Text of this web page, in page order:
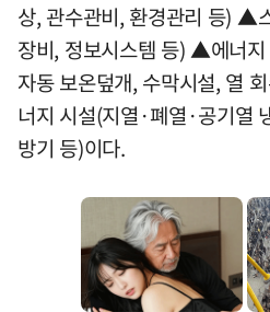
상, 관수관비, 환경관리 등) ▲
장비, 정보시스템 등) ▲에너
자동 보온덮개, 수막시설, 열
너지 시설(지열·폐열·공기열
방기 등)이다.